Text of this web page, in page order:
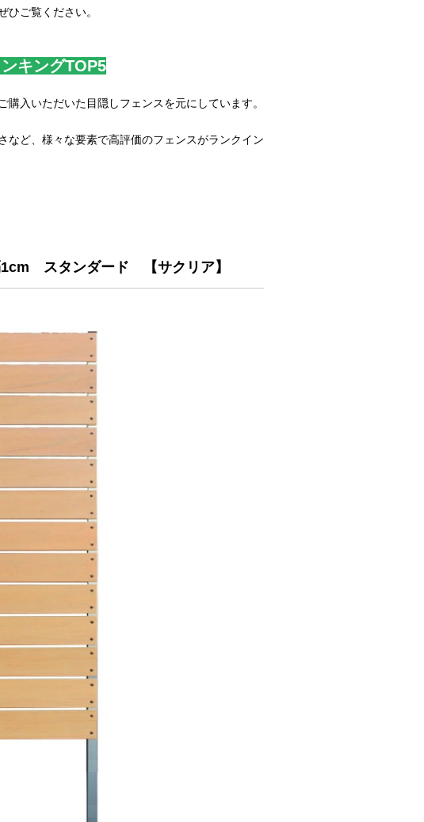
ひご覧ください。
キングTOP5
入いただいた目隠しフェンスを元にしています。
など、様々な要素で高評価のフェンスがランクイン
スタンダード 【サクリア】